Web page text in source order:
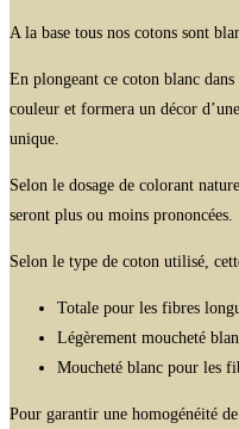
A la base tous nos cotons sont
En plongeant ce coton blanc
couleur et formera un décor
unique.
Selon le dosage de colorant
seront plus ou moins prononcées.
Selon le type de coton utilisé,
Totale pour les fibres
Légèrement moucheté
Moucheté blanc pour les
Pour garantir une homogénéité